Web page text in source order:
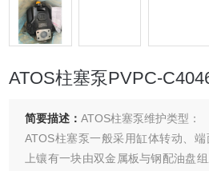
ATOS柱塞泵PVPC-
简要描述：ATOS柱塞泵维护类型：
ATOS柱塞泵一般采用缸体转动、
上镶有一块由双金属板与钢配油盘